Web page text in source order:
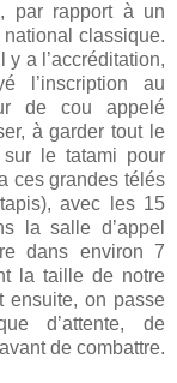
par rapport à un
classique.
y a l’accréditation,
au
de cou appelé
à garder tout le
sur le tatami pour
ces grandes télés
avec les 15
la salle d’appel
dans environ 7
la taille de notre
ensuite, on passe
d’attente, de
de combattre.